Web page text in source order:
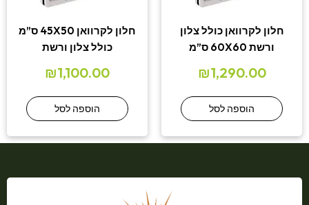
חלון לקרוואן כולל צלון
ורשת 60X60 ס”מ
₪1,290.00
הוספה לסל
חלון לקרוואן 45X50 ס”מ
כולל צלון ורשת
₪1,100.00
הוספה לסל